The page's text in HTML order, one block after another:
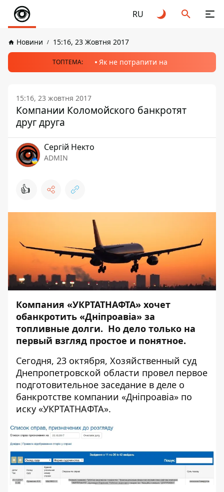
RU
Новини 15:16, 23 Жовтня 2017
ТОПТЕМА: Як не потрапити на
15:16, 23 жовтня 2017
Компании Коломойского банкротят
друг друга
Сергій Некто
ADMIN
👍
Компания «УКРТАТНАФТА» хочет
обанкротить «Дніпроавіа» за
топливные долги. Но дело только на
первый взгляд простое и понятное.
Сегодня, 23 октября, Хозяйственный суд
Днепропетровской области провел первое
подготовительное заседание в деле о
банкротстве компании «Дніпроавіа» по
иску «УКРТАТНАФТА».